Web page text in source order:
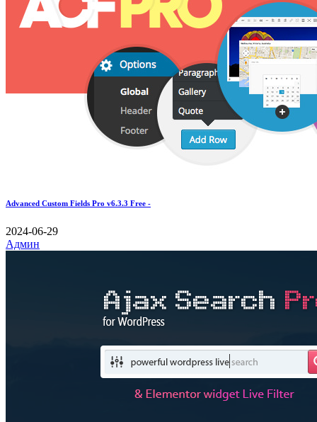
Advanced Custom Fields Pro v6.3.3 Free -
2024-06-29
Админ